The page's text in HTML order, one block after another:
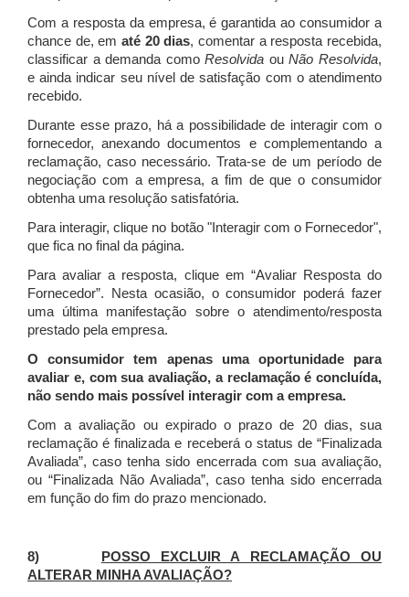
Com a resposta da empresa, é garantida ao consumidor a
chance de, em até 20 dias, comentar a resposta recebida,
classificar a demanda comoResolvida ouNão Resolvida,
e ainda indicar seu nível de satisfação com o atendimento
recebido.
Durante esse prazo, há a possibilidade de interagir com o
fornecedor, anexando documentos e complementando a
reclamação, caso necessário.Trata-se de um período de
negociação com a empresa, a fim de que o consumidor
obtenha uma resolução satisfatória.
Para interagir, clique no botão "Interagir com o Fornecedor",
que fica no final da página.
Para avaliar a resposta, clique em “Avaliar Resposta do
Fornecedor”. Nesta ocasião, o consumidor poderá fazer
uma última manifestação sobre o atendimento/resposta
prestado pela empresa.
O consumidor tem apenas uma oportunidade para
avaliar e, com sua avaliação, a reclamação é concluída,
não sendo mais possível interagir com a empresa.
Com a avaliação ou expirado o prazo de 20 dias, sua
reclamação é finalizada e receberá o status de “Finalizada
Avaliada”, caso tenha sido encerrada com sua avaliação,
ou “Finalizada Não Avaliada”, caso tenha sido encerrada
em função do fim do prazo mencionado.
8)
POSSO EXCLUIR A RECLAMAÇÃO OU
ALTERAR MINHA AVALIAÇÃO?